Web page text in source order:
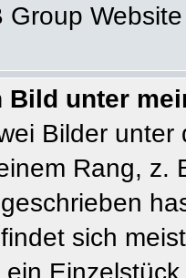
unter
Bilder
Rang, z.
sich